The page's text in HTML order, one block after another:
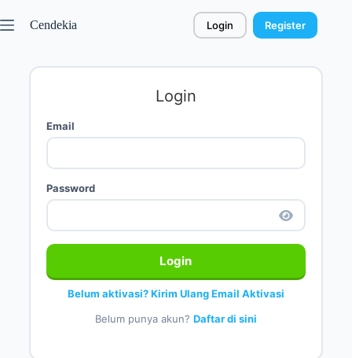
Cendekia Login Register
Login
Email
Password
Login
Belum aktivasi? Kirim Ulang Email Aktivasi
Belum punya akun? Daftar di sini